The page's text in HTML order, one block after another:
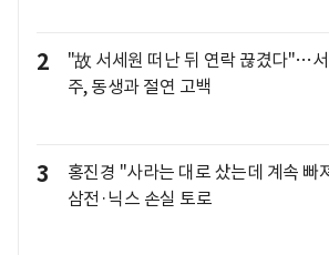
2
"故 서세원 떠난 뒤 연락 끊겼다"…
주, 동생과 절연 고백
3
홍진경 "사라는 대로 샀는데 계속
삼전·닉스 손실 토로